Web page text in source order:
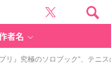
者名
リ』究極のソロブック“、テニ